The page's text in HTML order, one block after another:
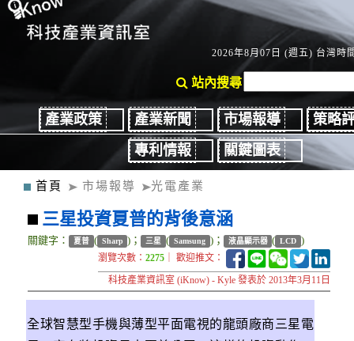
2026年8月07日 (週五) 台灣時
站內搜尋
產業政策 產業新聞 市場報導
策略
專利情報
關鍵圖表
首頁 市場報導 光電產業
三星投資夏普的背後意涵
關鍵字： 夏普 ( Sharp )； 三星 ( Samsung )； 液晶顯示器 ( LCD )
瀏覽次數：2275 ｜ 歡迎推文：
科技產業資訊室 (iKnow) - Kyle 發表於 2013年3月11日
全球智慧型手機與薄型平面電視的龍頭廠商三星電